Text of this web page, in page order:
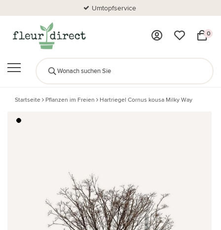
Umtopfservice
0
Startseite Pflanzen im Freien Hartriegel Cornus kousa Milky Way